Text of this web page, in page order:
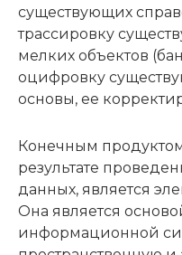
существующих
трассировку
мелких объектов
оцифровку
основы, ее
Конечным
результате
данных, является
Она является
информационной